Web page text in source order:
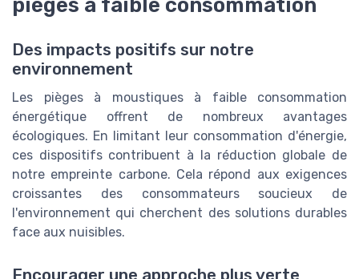
Des impacts positifs sur notre
environnement
Les pièges à moustiques à faible consommation
énergétique offrent de nombreux avantages
écologiques. En limitant leur consommation d'énergie,
ces dispositifs contribuent à la réduction globale de
notre empreinte carbone. Cela répond aux exigences
croissantes des consommateurs soucieux de
l'environnement qui cherchent des solutions durables
face aux nuisibles.
Encourager une approche plus verte